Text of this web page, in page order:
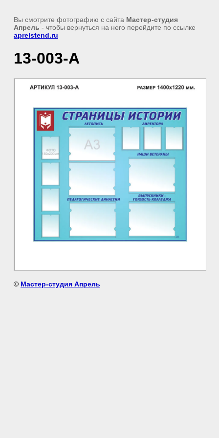
Вы смотрите фотографию с сайта Мастер-студия
Апрель - чтобы вернуться на него перейдите по ссылке
aprelstend.ru
13-003-А
© Мастер-студия Апрель